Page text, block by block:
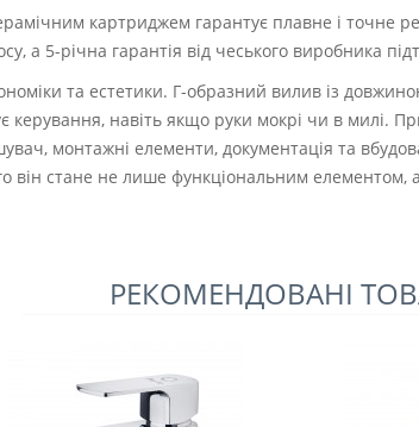
картриджем гарантує плавне і точне
а 5-річна гарантія від чеського виробника
та естетики. Г-образний вилив із
навіть якщо руки мокрі чи в милі.
монтажні елементи, документація та
він стане не лише функціональним
РЕКОМЕНДОВАНІ